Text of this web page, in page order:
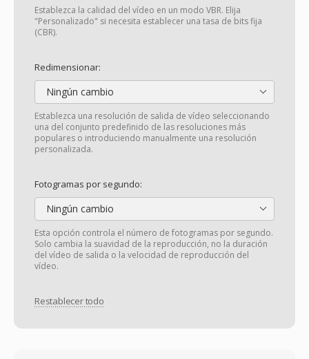
Establezca la calidad del vídeo en un modo VBR. Elija
"Personalizado" si necesita establecer una tasa de bits fija
(CBR).
Redimensionar:
Ningún cambio
Establezca una resolución de salida de vídeo seleccionando
una del conjunto predefinido de las resoluciones más
populares o introduciendo manualmente una resolución
personalizada.
Fotogramas por segundo:
Ningún cambio
Esta opción controla el número de fotogramas por segundo.
Solo cambia la suavidad de la reproducción, no la duración
del vídeo de salida o la velocidad de reproducción del
vídeo.
Restablecer todo